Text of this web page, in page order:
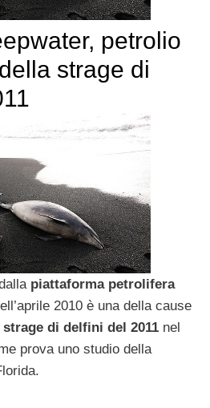
petrolio
strage di
piattaforma petrolifera
2010 è una della cause
strage di delfini del 2011 nel
prova uno studio della